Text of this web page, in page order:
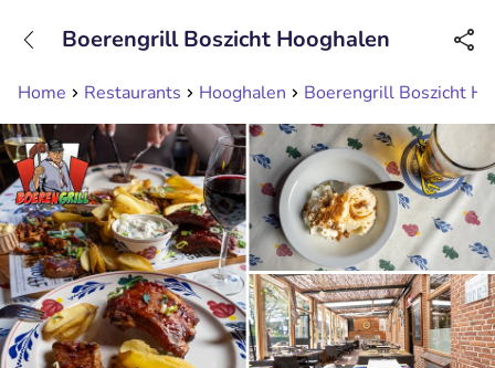
Disponible jusqu'à 23:00 heures
Home Restaurants Hooghalen Boerengrill Boszicht
Boerengrill Boszicht Hooghalen